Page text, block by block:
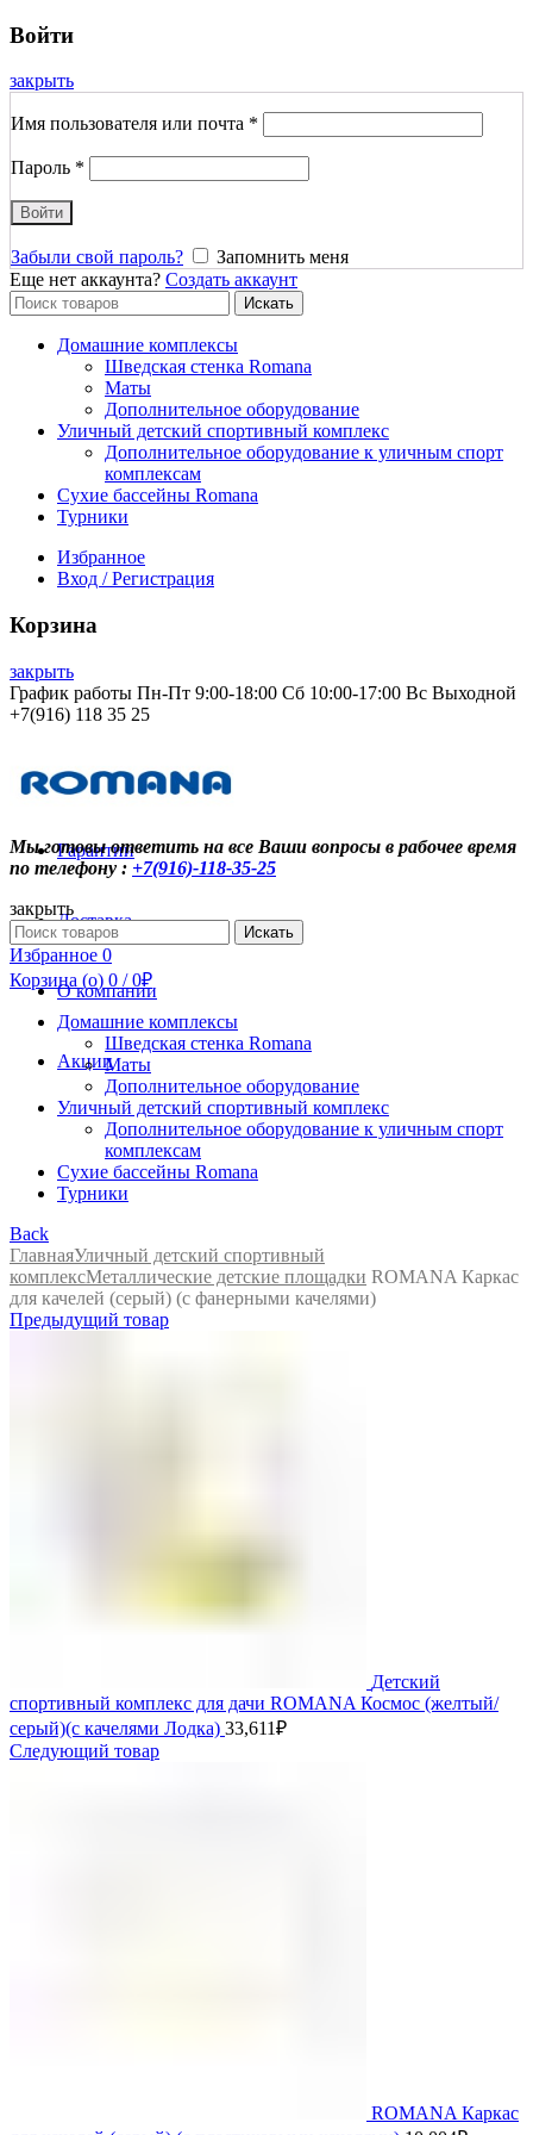
Войти
закрыть
Имя пользователя или почта *
Пароль *
Войти
Забыли свой пароль?
Запомнить меня
Еще нет аккаунта? Создать аккаунт
Search
for:
Искать
Домашние комплексы
Шведская стенка Romana
Маты
Дополнительное оборудование
Уличный детский спортивный комплекс
Дополнительное оборудование к уличным спорт
комплексам
Сухие бассейны Romana
Турники
Избранное
Вход / Регистрация
Корзина
закрыть
График работы Пн-Пт 9:00-18:00 Сб 10:00-17:00 Вс Выходной
+7(916) 118 35 25
Контакты
Гарантии
Доставка
О компании
Акции
Мы готовы ответить на все Ваши вопросы в рабочее время
по телефону : +7(916)-118-35-25
закрыть
Search
for:
Искать
Избранное 0
Корзина (o) 0 / 0₽
Домашние комплексы
Шведская стенка Romana
Маты
Дополнительное оборудование
Уличный детский спортивный комплекс
Дополнительное оборудование к уличным спорт
комплексам
Сухие бассейны Romana
Турники
Back
ГлавнаяУличный детский спортивный
комплексМеталлические детские площадки ROMANA Каркас
для качелей (серый) (с фанерными качелями)
Предыдущий товар
Детский
спортивный комплекс для дачи ROMANA Космос (желтый/
серый)(с качелями Лодка) 33,611₽
Следующий товар
ROMANA Каркас